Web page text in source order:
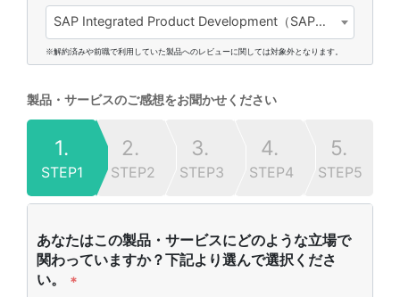
SAP Integrated Product Development（SAPジャパン株式会社)
※解約済みや前職で利用していた製品へのレビューに関しては対象外となります。
製品・サービスのご感想をお聞かせください
1.
STEP1
2.
STEP2
3.
STEP3
4.
STEP4
5.
STEP5
あなたはこの製品・サービスにどのような立場で
関わっていますか？下記より選んで選択くださ
い。
*